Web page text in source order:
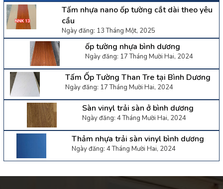
Tấm nhựa nano ốp tường cắt dài theo yêu
cầu
Ngày đăng: 13 Tháng Một, 2025
ốp tường nhựa bình dương
Ngày đăng: 17 Tháng Mười Hai, 2024
Tấm Ốp Tường Than Tre tại Bình Dương
Ngày đăng: 17 Tháng Mười Hai, 2024
Sàn vinyl trải sàn ở bình dương
Ngày đăng: 4 Tháng Mười Hai, 2024
Thảm nhựa trải sàn vinyl bình dương
Ngày đăng: 4 Tháng Mười Hai, 2024